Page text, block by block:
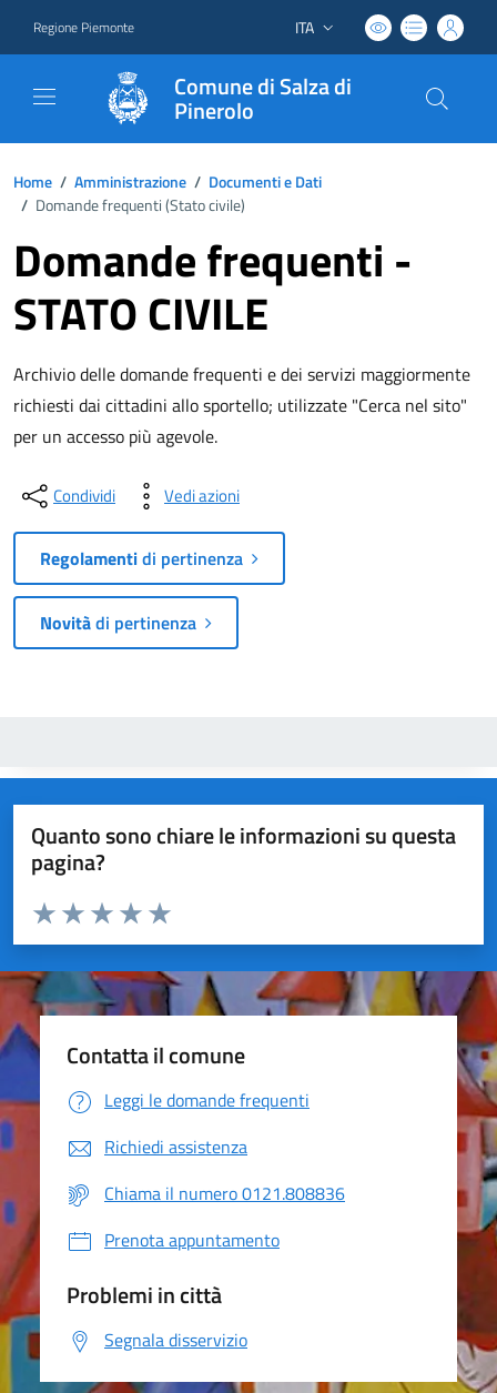
Regione Piemonte Lingua attiva:
ITA
Comune di Salza di
Pinerolo
Home / Amministrazione / Documenti e Dati
/ Domande frequenti (Stato civile)
Domande frequenti -
STATO CIVILE
Archivio delle domande frequenti e dei servizi maggiormente
richiesti dai cittadini allo sportello; utilizzate "Cerca nel sito"
per un accesso più agevole.
Condividi Vedi azioni
Regolamentidi pertinenza
Novitàdi pertinenza
Quanto sono chiare le informazioni su questa
pagina?
Valuta da 1 a 5 stelle la pagina
Valuta 5 stelle su 5
Valuta 4 stelle su 5
Valuta 3 stelle su 5
Valuta 2 stelle su 5
Valuta 1 stelle su 5
Contatta il comune
Leggi le domande frequenti
Richiedi assistenza
Chiama il numero 0121.808836
Prenota appuntamento
Problemi in città
Segnala disservizio